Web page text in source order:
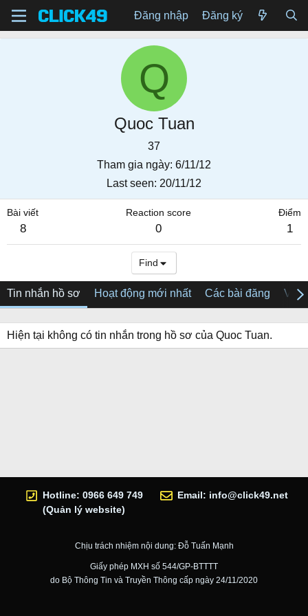
Đăng nhập Đăng ký
Q
Quoc Tuan
37
Tham gia ngày 6/11/12
Last seen 20/11/12
Bài viết
8
Reaction score
0
Điểm
1
Find
Tin nhắn hồ sơ Hoạt động mới nhất Các bài đăng Về
Hiện tại không có tin nhắn trong hồ sơ của Quoc Tuan.
Hotline: 0966 649 749
(Quản lý website)
Email: info@click49.net
Chịu trách nhiệm nội dung: Đỗ Tuấn Mạnh
Giấy phép MXH số 544/GP-BTTTT
do Bộ Thông Tin và Truyền Thông cấp ngày 24/11/2020